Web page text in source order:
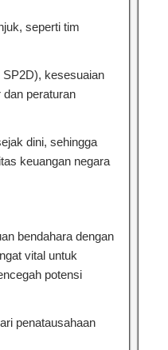
seperti tim
SP2D), kesesuaian
peraturan
dini, sehingga
keuangan negara
bendahara dengan
vital untuk
potensi
penatausahaan